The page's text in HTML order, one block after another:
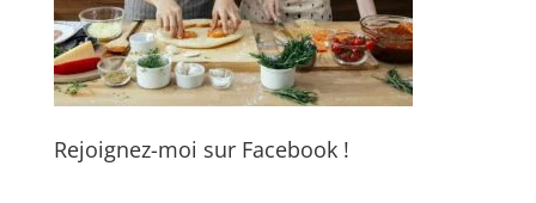
Rejoignez-moi sur Facebook !